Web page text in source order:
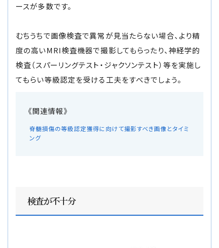
ースが多数です。
むちうちで画像検査で異常が見当たらない場合、より精
度の高いMRI検査機器で撮影してもらったり、神経学的
検査（スパーリングテスト・ジャクソンテスト）等を実施し
てもらい等級認定を受ける工夫をすべきでしょう。
脊髄損傷の等級認定獲得に向けて撮影すべき画像とタイミ
ング
検査が不十分